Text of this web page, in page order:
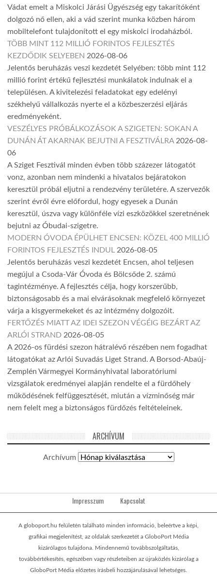
Vádat emelt a Miskolci Járási Ügyészség egy takarítóként
dolgozó nő ellen, aki a vád szerint munka közben három
mobiltelefont tulajdonított el egy miskolci irodaházból.
TÖBB MINT 112 MILLIÓ FORINTOS FEJLESZTÉS
KEZDŐDIK SELYEBEN 2026-08-06
Jelentős beruházás veszi kezdetét Selyében: több mint 112
millió forint értékű fejlesztési munkálatok indulnak el a
településen. A kivitelezési feladatokat egy edelényi
székhelyű vállalkozás nyerte el a közbeszerzési eljárás
eredményeként.
VESZÉLYES PRÓBÁLKOZÁSOK A SZIGETEN: SOKAN A
DUNÁN ÁT AKARNAK BEJUTNI A FESZTIVÁLRA 2026-08-
06
A Sziget Fesztivál minden évben több százezer látogatót
vonz, azonban nem mindenki a hivatalos bejáratokon
keresztül próbál eljutni a rendezvény területére. A szervezők
szerint évről évre előfordul, hogy egyesek a Dunán
keresztül, úszva vagy különféle vízi eszközökkel szeretnének
bejutni az Óbudai-szigetre.
MODERN ÓVODA ÉPÜLHET ENCSEN: KÖZEL 400 MILLIÓ
FORINTOS FEJLESZTÉS INDUL 2026-08-05
Jelentős beruházás veszi kezdetét Encsen, ahol teljesen
megújul a Csoda-Vár Óvoda és Bölcsőde 2. számú
tagintézménye. A fejlesztés célja, hogy korszerűbb,
biztonságosabb és a mai elvárásoknak megfelelő környezet
várja a kisgyermekeket és az intézmény dolgozóit.
FERTŐZÉS MIATT AZ IDEI SZEZON VÉGÉIG BEZÁRT AZ
ARLÓI STRAND 2026-08-05
A 2026-os fürdési szezon hátralévő részében nem fogadhat
látogatókat az Arlói Suvadás Liget Strand. A Borsod-Abaúj-
Zemplén Vármegyei Kormányhivatal laboratóriumi
vizsgálatok eredményei alapján rendelte el a fürdőhely
működésének felfüggesztését, miután a vízminőség már
nem felelt meg a biztonságos fürdőzés feltételeinek.
ARCHÍVUM
Archívum
Impresszum Kapcsolat
A globoport.hu felületén található minden információ, beleértve a képi,
grafikai megjelenítést, az oldalak szerkezetét a GloboPort Média
kizárólagos tulajdona. Mindennemű továbbszolgáltatás,
továbbértékesítés, egészében vagy részleteiben az újraközlés kizárólag a
GloboPort Média előzetes írásbeli hozzájárulásával lehetséges.